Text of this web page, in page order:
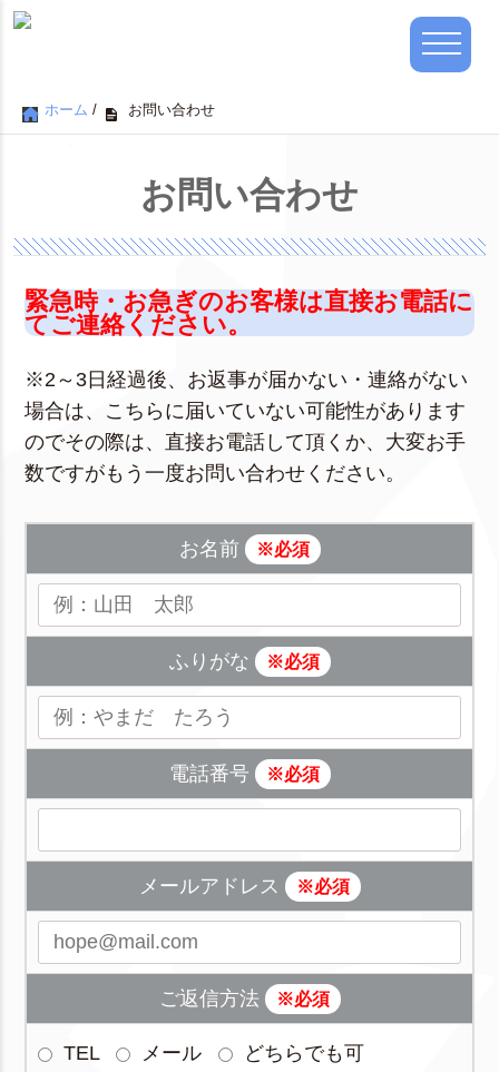
ホーム / お問い合わせ
お問い合わせ
緊急時・お急ぎのお客様は直接お電話に
てご連絡ください。
※2～3日経過後、お返事が届かない・連絡がない
場合は、こちらに届いていない可能性があります
のでその際は、直接お電話して頂くか、大変お手
数ですがもう一度お問い合わせください。
お名前 ※必須
ふりがな ※必須
電話番号 ※必須
メールアドレス ※必須
ご返信方法 ※必須
TEL メール どちらでも可